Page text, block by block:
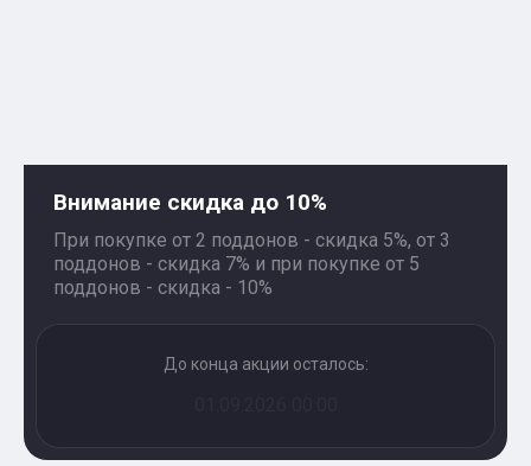
Внимание скидка до 10%
При покупке от 2 поддонов - скидка 5%, от 3
поддонов - скидка 7% и при покупке от 5
поддонов - скидка - 10%
До конца акции осталось: